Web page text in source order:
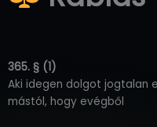
365. § (1)
Aki idegen dolgot jogtalan
mástól, hogy evégből